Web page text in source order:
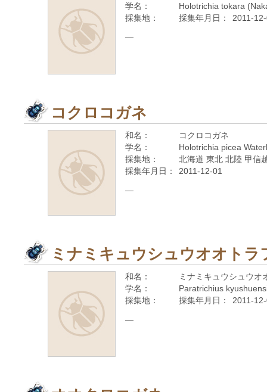
学名：
Holotrichia tokara
採集地：
採集年月日： 2011-
—
コクロコガネ
和名：
コクロコガネ
学名：
Holotrichia picea
採集地：
北海道 東北 北陸 甲信
採集年月日：
2011-12-01
—
ミナミキュウシュウオオトラ
和名：
ミナミキュウシュウオ
学名：
Paratrichius
採集地：
採集年月日： 2011-
—